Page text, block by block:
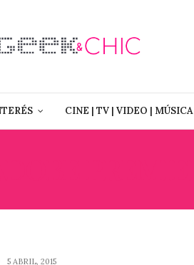
CINE | TV | VIDEO | MÚSICA
5 ABRIL, 2015